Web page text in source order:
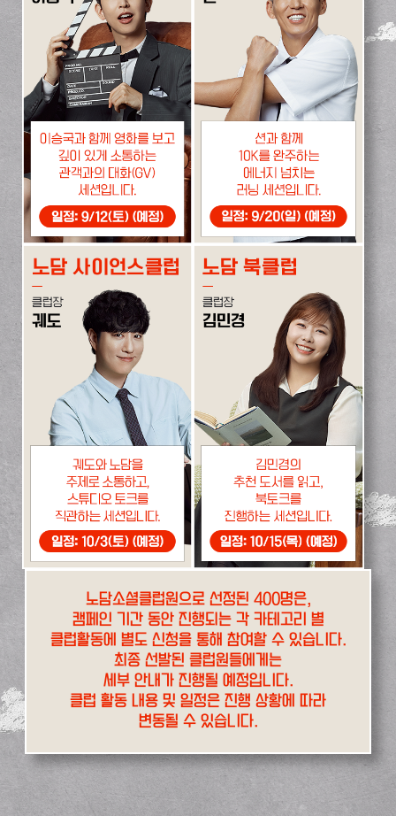
노담소셜클럽원으로 선정된 400명은,
캠페인 기간 동안 진행되는 각 카테고리 별
클럽활동에 별도 신청을 통해 참여할 수 있습니다.
최종 선발된 클럽원들에게는
세부 안내가 진행될 예정입니다.
클럽 활동 내용 및 일정은 진행 상황에 따라
변동될 수 있습니다.